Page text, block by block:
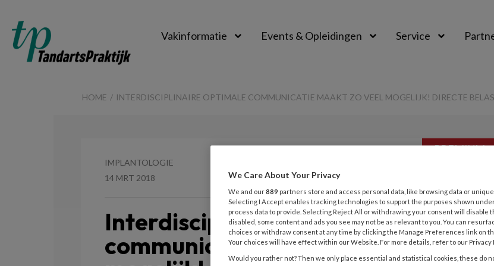
Vakinformatie Events & Opleidingen Service
HOME INTERDISCIPLINAIRE OPTIMALE COMMUNICATIE MAAKT ZO VEEL MOGELIJK! DIRECTE
IMPLANTOLOGIE
14 MRT 2018
Opslaan
Interdisciplinaire optimale
communicatie maakt zo veel
PREMIUM
We Care About Your Privacy
We and our889 partners store and access personal data, like browsing data or
Selecting I Accept enables tracking technologies to support the purposes shown
process data to provide. Selecting Reject All or withdrawing your consent will disable
disabled, some content and ads you see may not be as relevant to you. You can
choices or withdraw consent at any time by clicking the Manage Preferences link on
Your choices will have effect within our Website. For more details, refer to our Privacy
Would you rather not? Then we only place essential and statistical cookies, these do